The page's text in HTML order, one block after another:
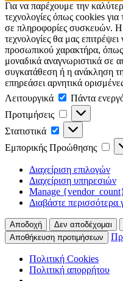
Για να παρέχουμε την
τεχνολογίες όπως cookies
σε πληροφορίες συσκευών. Η
τεχνολογίες θα μας
προσωπικού χαρακτήρα,
μοναδικά αναγνωριστικά σε
συγκατάθεση ή η ανάκληση
επηρεάσει αρνητικά
Λειτουργικά
Λειτουργικά
Πάντα
Προτιμήσεις
Προτιμήσεις
Στατιστικά Στατιστικά
Εμπορικής Προώθησης
Διαχείριση επιλογών
Διαχείριση υπηρεσιών
Manage
Διαβάστε περισσότερα
Αποδοχή Δεν αποδέχομαι
Αποθήκευση προτιμήσεων
Πολιτική Cookies
Πολιτική απορρήτου